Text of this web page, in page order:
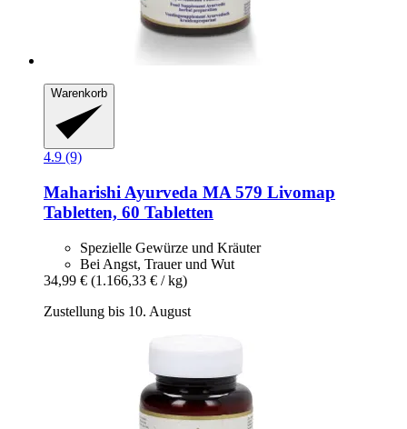
Warenkorb
4.9 (9)
Maharishi Ayurveda MA 579 Livomap
Tabletten, 60 Tabletten
Spezielle Gewürze und Kräuter
Bei Angst, Trauer und Wut
34,99 € (1.166,33 € / kg)
Zustellung bis 10. August